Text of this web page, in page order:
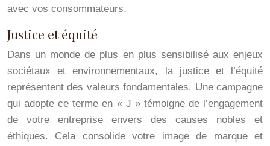
avec vos consommateurs.
Justice et équité
Dans un monde de plus en plus sensibilisé aux enjeux
sociétaux et environnementaux, la justice et l’équité
représentent des valeurs fondamentales. Une campagne
qui adopte ce terme en « J » témoigne de l’engagement
de votre entreprise envers des causes nobles et
éthiques. Cela consolide votre image de marque et